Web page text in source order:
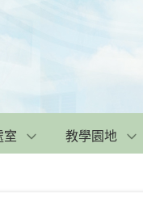
室 教學園地